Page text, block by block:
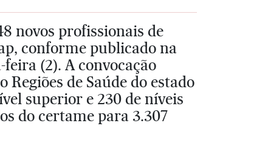
novos profissionais de
conforme publicado na
(2). A convocação
de Saúde do estado
superior e 230 de níveis
do certame para 3.307